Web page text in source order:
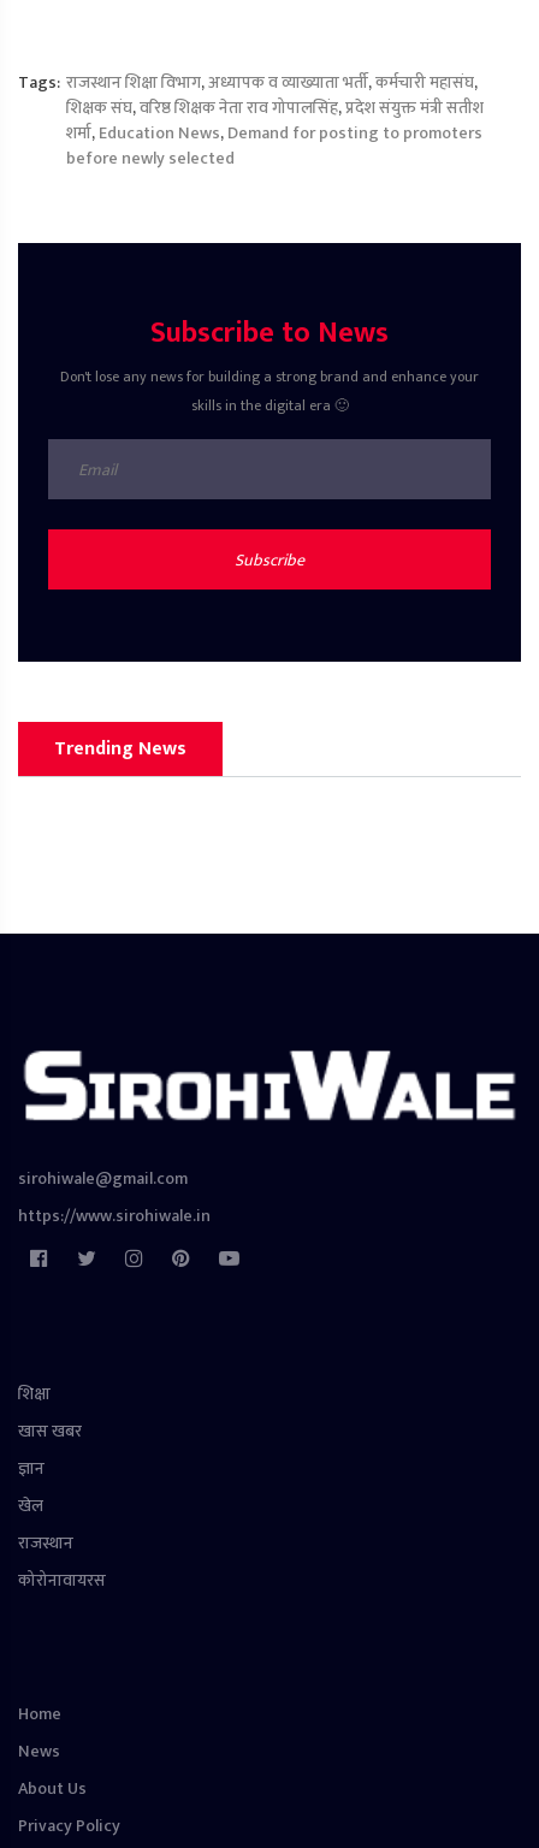
Tags: राजस्थान शिक्षा विभाग,अध्यापक व व्याख्याता भर्ती,कर्मचारी महासंघ,
शिक्षक संघ,वरिष्ठ शिक्षक नेता राव गोपालसिंह,प्रदेश संयुक्त मंत्री सतीश
शर्मा,Education News,Demand for posting to promoters
before newly selected
Subscribe to News
Don't lose any news for building a strong brand and enhance your
skills in the digital era 🙂
Subscribe
Trending News
sirohiwale@gmail.com
https://www.sirohiwale.in
शिक्षा
खास खबर
ज्ञान
खेल
राजस्थान
कोरोनावायरस
Home
News
About Us
Privacy Policy